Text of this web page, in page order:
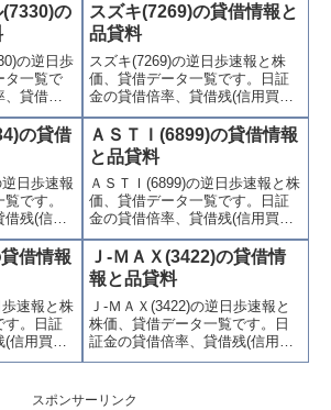
高、規制
ど、空売
解でわ
載してい
歩)、東証の週末残高、規制(注意
喚起・申込停止)など、空売り関
連情報を集計し、図解でわかり
やすくまとめて掲載していま
す。
の
の逆日歩
タ一覧で
貸借残
品貸料
高、規制
ど、空売
解でわ
載してい
スズキ(7269)の貸借情報と
品貸料
スズキ(7269)の逆日歩速報と株
価、貸借データ一覧です。日証
金の貸借倍率、貸借残(信用買
残、信用売残)、品貸料(逆日
歩)、東証の週末残高、規制(注意
喚起・申込停止)など、空売り関
連情報を集計し、図解でわかり
やすくまとめて掲載していま
す。
の貸借
日歩速報
です。
借残(信用
料(逆日
規制(注意
空売り関
わかり
ていま
ＡＳＴＩ(6899)の貸借情報
と品貸料
ＡＳＴＩ(6899)の逆日歩速報と株
価、貸借データ一覧です。日証
金の貸借倍率、貸借残(信用買
残、信用売残)、品貸料(逆日
歩)、東証の週末残高、規制(注意
喚起・申込停止)など、空売り関
連情報を集計し、図解でわかり
やすくまとめて掲載していま
す。
借情報
速報と株
す。日証
(信用買
(逆日
空売り関
Ｊ-ＭＡＸ(3422)の貸借情
報と品貸料
Ｊ-ＭＡＸ(3422)の逆日歩速報と
株価、貸借データ一覧です。日
証金の貸借倍率、貸借残(信用買
残、信用売残)、品貸料(逆日
喚起・申込停止)など、空売り関
スポンサーリンク